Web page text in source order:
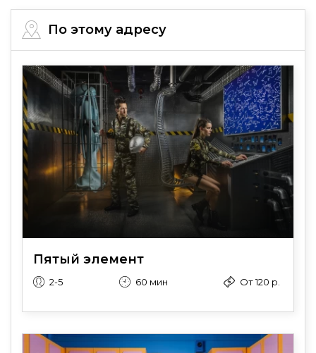
По этому адресу
Пятый элемент
2-5 60 мин От 120 р.